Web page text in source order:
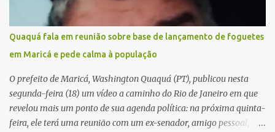
Quaquá fala em reunião sobre base de lançamento de foguetes
em Maricá e pede calma à população
O prefeito de Maricá, Washington Quaquá (PT), publicou nesta
segunda-feira (18) um vídeo a caminho do Rio de Janeiro em que
revelou mais um ponto de sua agenda política: na próxima quinta-
feira, ele terá uma reunião com um ex-senador, amigo pessoal,